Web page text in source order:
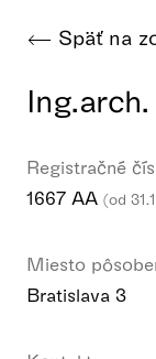
Späť na
Registračné
1667 AA (od
Miesto
Bratislava 3